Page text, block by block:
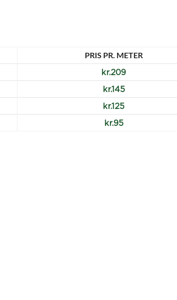
PRIS PR. METER
kr.209
kr.145
kr.125
kr.95